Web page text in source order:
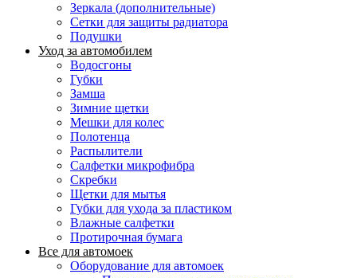
Зеркала (дополнительные)
Сетки для защиты радиатора
Подушки
Уход за автомобилем
Водосгоны
Губки
Замша
Зимние щетки
Мешки для колес
Полотенца
Распылители
Салфетки микрофибра
Скребки
Щетки для мытья
Губки для ухода за пластиком
Влажные салфетки
Протирочная бумага
Все для автомоек
Оборудование для автомоек